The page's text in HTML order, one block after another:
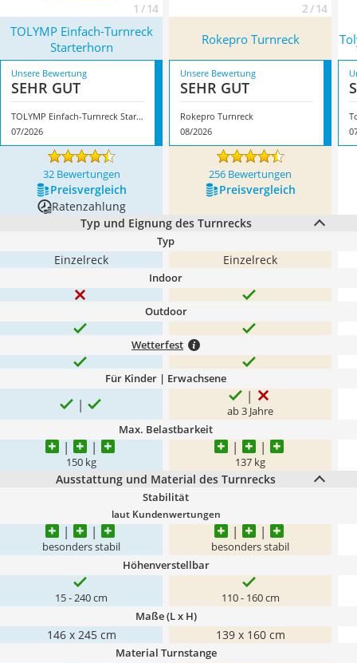
1 / 14 2 / 14
TOLYMP Einfach-Turnreck
Starterhorn
Rokepro Turnreck
Unsere Bewertung
SEHR GUT
TOLYMP Einfach-Turnreck Starterhorn
07/2026
Unsere Bewertung
SEHR GUT
Rokepro Turnreck
08/2026
32 Bewertungen 256 Bewertungen
Preis­vergleich
Preis­vergleich
Ratenzahlung
Typ und Eignung des Turnrecks
Typ
Einzelreck Einzelreck
Indoor
Outdoor
Wetterfest
Für Kinder | Erwachsene
ab 3 Jahre
Max. Belastbarkeit
150 kg 137 kg
Ausstattung und Material des Turnrecks
Stabilität
laut Kundenwertungen
besonders stabil besonders stabil
Höhenverstellbar
15 - 240 cm 110 - 160 cm
Maße (L x H)
146 x 245 cm 139 x 160 cm
Material Turnstange